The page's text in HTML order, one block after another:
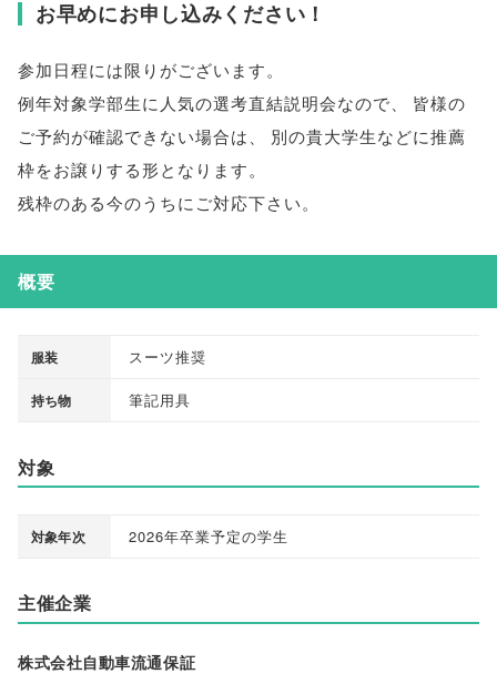
お早めにお申し込みください！
参加日程には限りがございます。
例年対象学部生に人気の選考直結説明会なので 皆様の
ご予約が確認できない場合は
別の貴大学生などに推薦
枠をお譲りする形となります。
残枠のある今のうちにご対応下さい。
概要
服装 スーツ推奨
持ち物 筆記用具
対象
対象年次 2026年卒業予定の学生
主催企業
株式会社自動車流通保証